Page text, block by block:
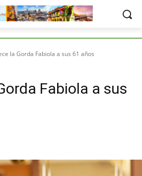
la Gorda Fabiola a sus 61 años
Fabiola a sus